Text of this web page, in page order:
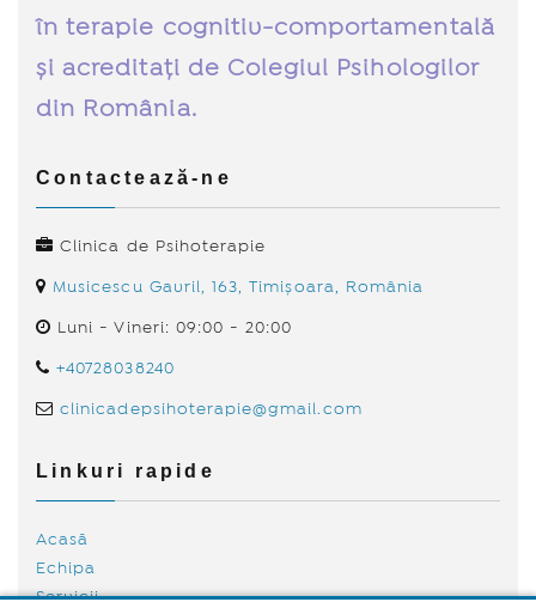
în terapie cognitiv-comportamentală
și acreditați de Colegiul Psihologilor
din România.
Contactează-ne
Clinica de Psihoterapie
Musicescu Gavril, 163, Timișoara, România
Luni - Vineri: 09:00 - 20:00
+40728038240
clinicadepsihoterapie@gmail.com
Linkuri rapide
Acasă
Echipa
Servicii